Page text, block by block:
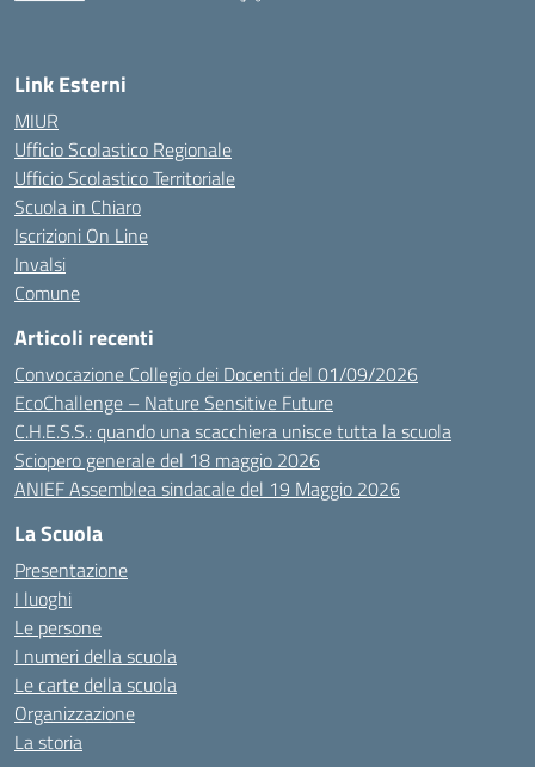
Link Esterni
MIUR
Ufficio Scolastico Regionale
Ufficio Scolastico Territoriale
Scuola in Chiaro
Iscrizioni On Line
Invalsi
Comune
Articoli recenti
Convocazione Collegio dei Docenti del 01/09/2026
EcoChallenge – Nature Sensitive Future
C.H.E.S.S.: quando una scacchiera unisce tutta la scuola
Sciopero generale del 18 maggio 2026
ANIEF Assemblea sindacale del 19 Maggio 2026
La Scuola
Presentazione
I luoghi
Le persone
I numeri della scuola
Le carte della scuola
Organizzazione
La storia